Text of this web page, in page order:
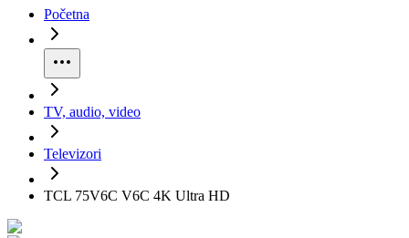
Početna
TV, audio, video
Televizori
TCL 75V6C V6C 4K Ultra HD